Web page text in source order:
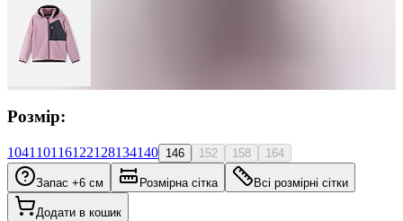
Розмір:
104110116122128134140 146 152 158 164
Запас +6 см Розмірна сітка Всі розмірні сітки
Додати в кошик